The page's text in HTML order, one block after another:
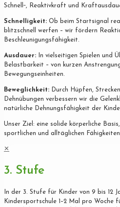
Schnell‐, Reaktivkraft und
Schnelligkeit: Ob beim Startsignal
blitzschnell werfen – wir fördern
Beschleunigungsfähigkeit.
Ausdauer: In vielseitigen Spielen und
Belastbarkeit – von kurzen
Bewegungseinheiten.
Beweglichkeit: Durch Hüpfen,
Dehnübungen verbessern wir die
natürliche Dehnungsfähigkeit der
Unser Ziel: eine solide körperliche
sportlichen und alltäglichen
✕
3. Stufe
In der 3. Stufe für Kinder von 9 bis 12
Kindersportschule 1–2 Mal pro